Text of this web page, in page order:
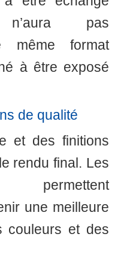
pas
même format
à être exposé
de qualité
et des finitions
rendu final. Les
permettent
une meilleure
couleurs et des